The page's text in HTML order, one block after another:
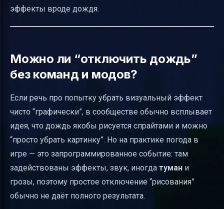
эффекты вроде дождя.
Можно ли “отключить дождь”
без команд и модов?
Если речь про попытку убрать визуальный эффект
чисто “графически”, в сообществе обычно всплывает
идея, что дождь якобы рисуется спрайтами и можно
“просто убрать картинку”. Но на практике погода в
игре — это запрограммированное событие: там
задействованы эффекты, звук, иногда туман и
грозы, поэтому простое отключение “рисования”
обычно не даёт полного результата.